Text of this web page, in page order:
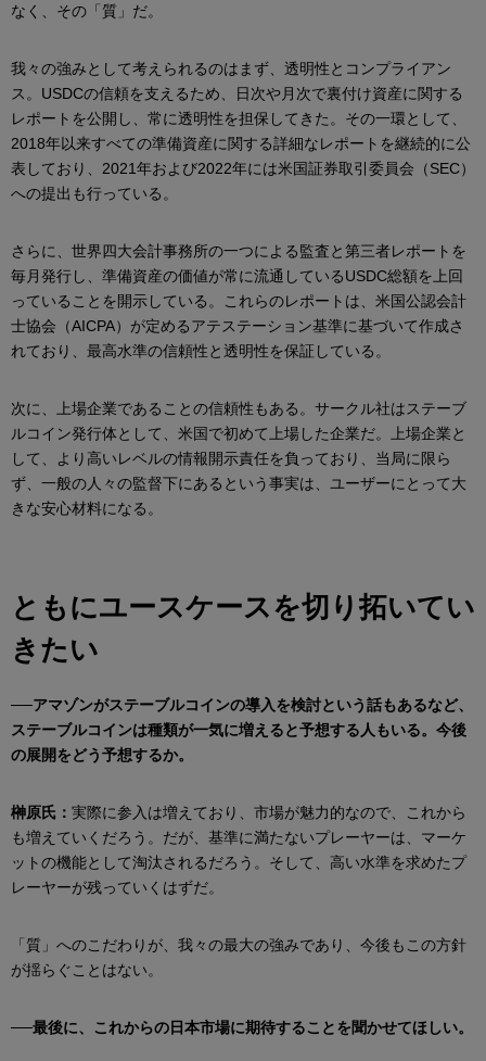
なく、その「質」だ。
我々の強みとして考えられるのはまず、透明性とコンプライアン
ス。USDCの信頼を支えるため、日次や月次で裏付け資産に関する
レポートを公開し、常に透明性を担保してきた。その一環として、
2018年以来すべての準備資産に関する詳細なレポートを継続的に公
表しており、2021年および2022年には米国証券取引委員会（SEC）
への提出も行っている。
さらに、世界四大会計事務所の一つによる監査と第三者レポートを
毎月発行し、準備資産の価値が常に流通しているUSDC総額を上回
っていることを開示している。これらのレポートは、米国公認会計
士協会（AICPA）が定めるアテステーション基準に基づいて作成さ
れており、最高水準の信頼性と透明性を保証している。
次に、上場企業であることの信頼性もある。サークル社はステーブ
ルコイン発行体として、米国で初めて上場した企業だ。上場企業と
して、より高いレベルの情報開示責任を負っており、当局に限ら
ず、一般の人々の監督下にあるという事実は、ユーザーにとって大
きな安心材料になる。
ともにユースケースを切り拓いてい
きたい
──アマゾンがステーブルコインの導入を検討という話もあるなど、
ステーブルコインは種類が一気に増えると予想する人もいる。今後
の展開をどう予想するか。
榊原氏： 実際に参入は増えており、市場が魅力的なので、これから
も増えていくだろう。だが、基準に満たないプレーヤーは、マーケ
ットの機能として淘汰されるだろう。そして、高い水準を求めたプ
レーヤーが残っていくはずだ。
「質」へのこだわりが、我々の最大の強みであり、今後もこの方針
が揺らぐことはない。
──最後に、これからの日本市場に期待することを聞かせてほしい。